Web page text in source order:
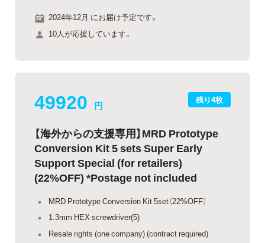
2024年12月 にお届け予定です。
10人が応援しています。
残り4枚
49920 円
【海外からの支援専用】MRD Prototype
Conversion Kit 5 sets Super Early
Support Special (for retailers)
(22%OFF) *Postage not included
MRD Prototype Conversion Kit 5set（22%OFF）
1.3mm HEX screwdriver(5)
Resale rights (one company) (contract required)